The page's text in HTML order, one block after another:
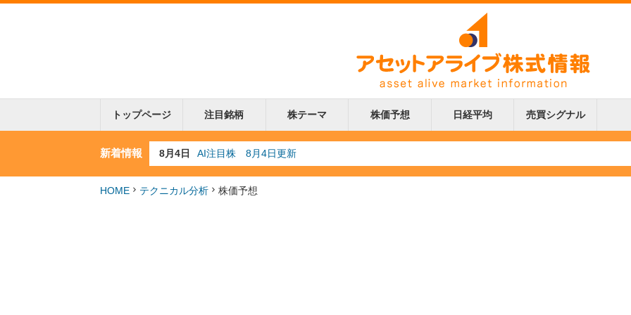
トップページ 注目銘柄 株テーマ 株価予想 日経平均 売買シグナル
新着情報 8月3日
人気業種注目株 8月3日更新
8月2日
金融注目株 8月2日更新
7月10日
半導体注目株 7月10日更新
HOME テクニカル分析 株価予想